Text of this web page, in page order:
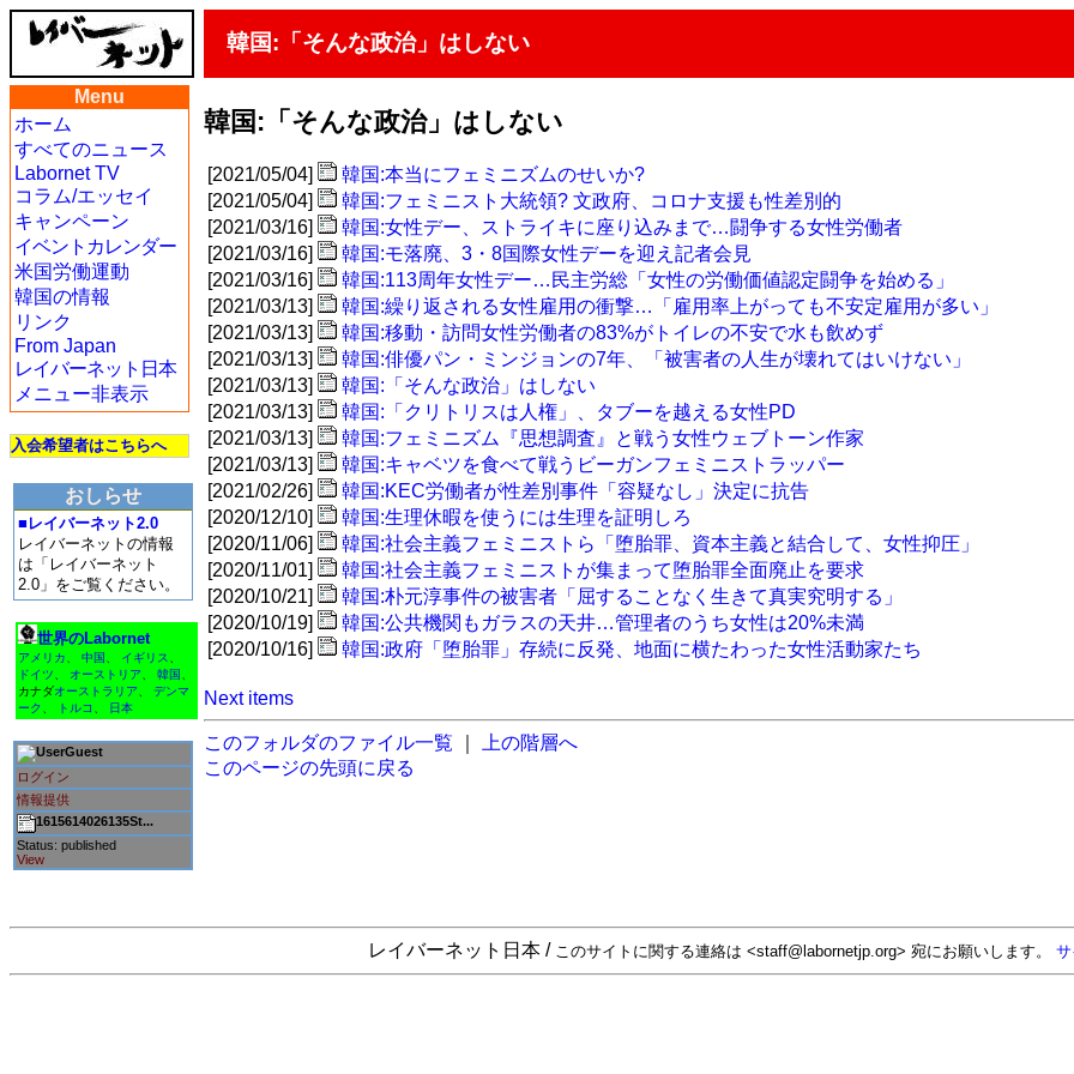
韓国:「そんな政治」はしない
Menu
ホーム
すべてのニュース
Labornet TV
コラム/エッセイ
キャンペーン
イベントカレンダー
米国労働運動
韓国の情報
リンク
From Japan
レイバーネット日本
メニュー非表示
入会希望者はこちらへ
おしらせ
■レイバーネット2.0
レイバーネットの情報
は「レイバーネット
2.0」をご覧ください。
世界のLabornet
アメリカ 中国 イギリス
ドイツ
オーストリア 韓国
カナダオーストラリア
デンマ
ーク
トルコ 日本
Guest
ログイン
情報提供
1615614026135St...
Status: published
View
韓国:「そんな政治」はしない
[2021/05/04]
韓国:本当にフェミニズムのせいか?
[2021/05/04]
韓国:フェミニスト大統領? 文政府、コロナ支援も性差別的
[2021/03/16]
韓国:女性デー、ストライキに座り込みまで…闘争する女性労働者
[2021/03/16]
韓国:モ落廃、3・8国際女性デーを迎え記者会見
[2021/03/16]
韓国:113周年女性デー…民主労総「女性の労働価値認定闘争を始める」
[2021/03/13]
韓国:繰り返される女性雇用の衝撃…「雇用率上がっても不安定雇用が多い」
[2021/03/13]
韓国:移動・訪問女性労働者の83%がトイレの不安で水も飲めず
[2021/03/13]
韓国:俳優パン・ミンジョンの7年、「被害者の人生が壊れてはいけない」
[2021/03/13]
韓国:「そんな政治」はしない
[2021/03/13]
韓国:「クリトリスは人権」、タブーを越える女性PD
[2021/03/13]
韓国:フェミニズム『思想調査』と戦う女性ウェブトーン作家
[2021/03/13]
韓国:キャベツを食べて戦うビーガンフェミニストラッパー
[2021/02/26]
韓国:KEC労働者が性差別事件「容疑なし」決定に抗告
[2020/12/10]
韓国:生理休暇を使うには生理を証明しろ
[2020/11/06]
韓国:社会主義フェミニストら「堕胎罪、資本主義と結合して、女性抑圧」
[2020/11/01]
韓国:社会主義フェミニストが集まって堕胎罪全面廃止を要求
[2020/10/21]
韓国:朴元淳事件の被害者「屈することなく生きて真実究明する」
[2020/10/19]
韓国:公共機関もガラスの天井…管理者のうち女性は20%未満
[2020/10/16]
韓国:政府「堕胎罪」存続に反発、地面に横たわった女性活動家たち
Next items
このフォルダのファイル一覧
上の階層へ
このページの先頭に戻る
レイバーネット日本 / このサイトに関する連絡は <staff@labornetjp.org> 宛にお願いします。